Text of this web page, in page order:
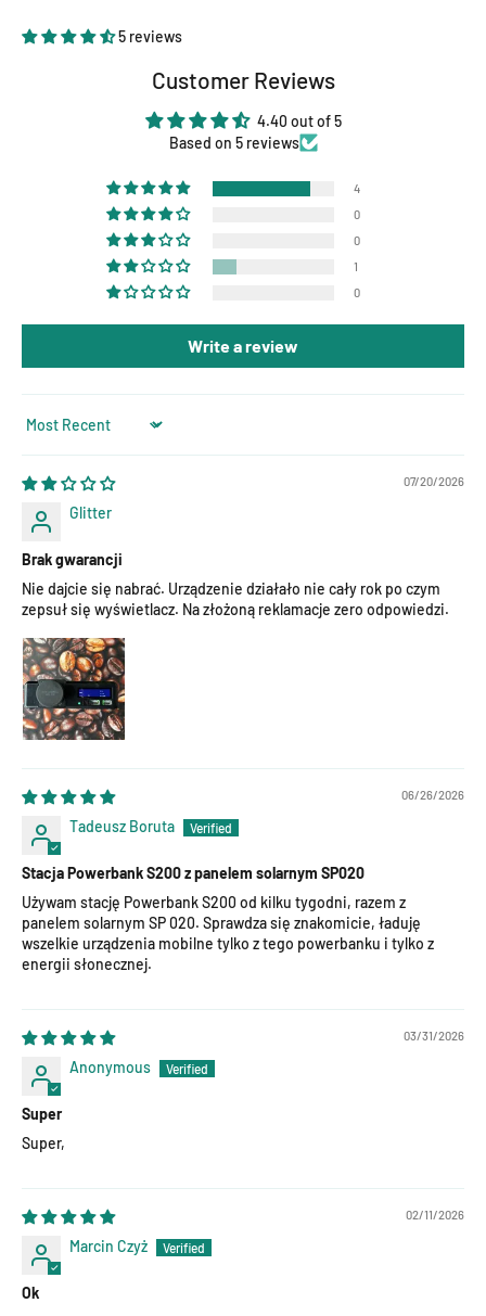
5 reviews
Customer Reviews
4.40 out of 5
Based on 5 reviews
4
0
0
1
0
Write a review
Sort by
07/20/2026
Glitter
Brak gwarancji
Nie dajcie się nabrać. Urządzenie działało nie cały rok po czym
zepsuł się wyświetlacz. Na złożoną reklamacje zero odpowiedzi.
06/26/2026
Tadeusz Boruta
Stacja Powerbank S200 z panelem solarnym SP020
Używam stację Powerbank S200 od kilku tygodni, razem z
panelem solarnym SP 020. Sprawdza się znakomicie, ładuję
wszelkie urządzenia mobilne tylko z tego powerbanku i tylko z
energii słonecznej.
03/31/2026
Anonymous
Super
Super,
02/11/2026
Marcin Czyż
Ok